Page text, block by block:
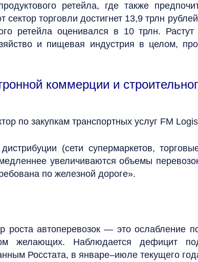
ретейла, где также
сектор торговли достигнет 13,9 трлн
ретейла оценивался в 10 трлн.
и пищевая индустрия в целом,
коммерции и
по закупкам транспортных услуг FM
(сети супермаркетов,
увеличиваются объемы
по железной дороге».
автоперевозок — это ослабление
желающих. Наблюдается дефицит
Росстата, в январе‒июле текущего